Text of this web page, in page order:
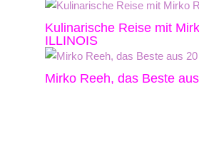
Kulinarische Reise mit
ILLINOIS
Mirko Reeh, das Beste